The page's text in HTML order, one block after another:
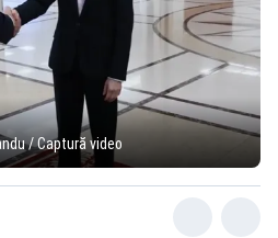
/ Captură video